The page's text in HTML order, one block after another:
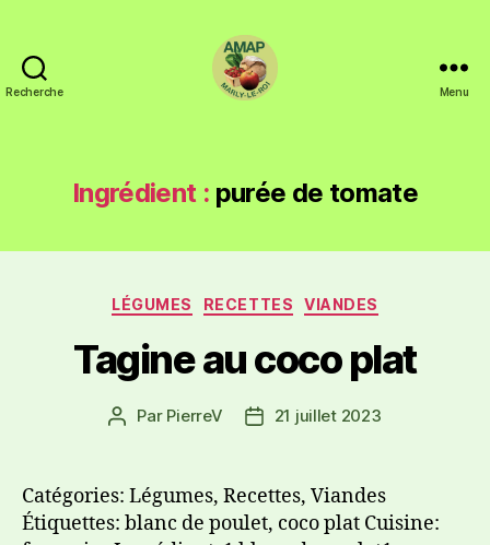
Recherche Menu
Ingrédient : purée de tomate
LÉGUMES RECETTES VIANDES
Tagine au coco plat
Par PierreV 21 juillet 2023
Catégories: Légumes, Recettes, Viandes
Étiquettes: blanc de poulet, coco plat Cuisine: